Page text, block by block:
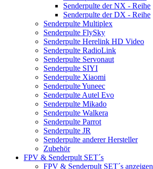
Senderpulte der NX - Reihe
Senderpulte der DX - Reihe
Senderpulte Multiplex
Senderpulte FlySky
Senderpulte Herelink HD Video
Senderpulte RadioLink
Senderpulte Servonaut
Senderpulte SIYI
Senderpulte Xiaomi
Senderpulte Yuneec
Senderpulte Autel Evo
Senderpulte Mikado
Senderpulte Walkera
Senderpulte Parrot
Senderpulte JR
Senderpulte anderer Hersteller
Zubehör
FPV & Senderpult SET´s
FPV & Senderpult SET´s anzeigen